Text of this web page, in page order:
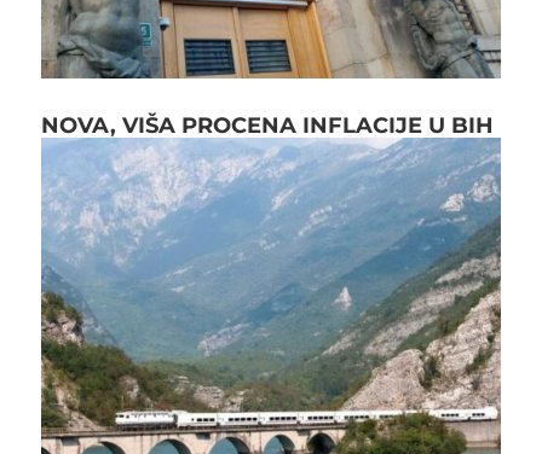
NOVA, VIŠA PROCENA INFLACIJE U BIH